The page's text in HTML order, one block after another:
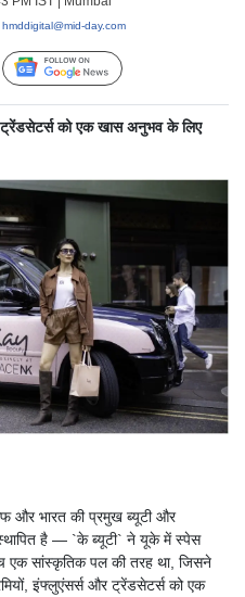
hmddigital@mid-day.com
Follow Us
ट्रेंडसेटर्स को एक खास अनुभव के लिए
और भारत की प्रमुख ब्यूटी और
स्थापित है — `के ब्यूटी` ने यूके में स्पेस
एक सांस्कृतिक पल की तरह था, जिसने
इंफ्लुएंसर्स और ट्रेंडसेटर्स को एक